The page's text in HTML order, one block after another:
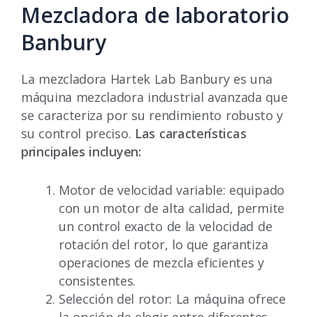
Mezcladora de laboratorio
Banbury
La mezcladora Hartek Lab Banbury es una
máquina mezcladora industrial avanzada que
se caracteriza por su rendimiento robusto y
su control preciso. Las características
principales incluyen:
Motor de velocidad variable: equipado
con un motor de alta calidad, permite
un control exacto de la velocidad de
rotación del rotor, lo que garantiza
operaciones de mezcla eficientes y
consistentes.
Selección del rotor: La máquina ofrece